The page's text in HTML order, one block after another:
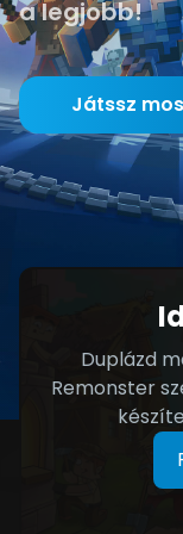
a legjobb!
Játssz
Duplázd
Remonster